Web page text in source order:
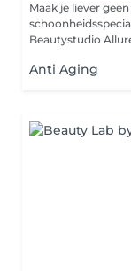
Maak je liever
Beautystudio
Anti Aging